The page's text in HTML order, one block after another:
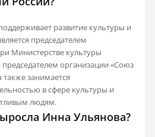
развитие культуры и
председателем
Министерстве культуры
организации «Союз
также занимается
в сфере культуры и
людям.
Инна Ульянова?